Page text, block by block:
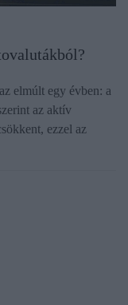
elmúlt egy évben: a
az aktív
ezzel az